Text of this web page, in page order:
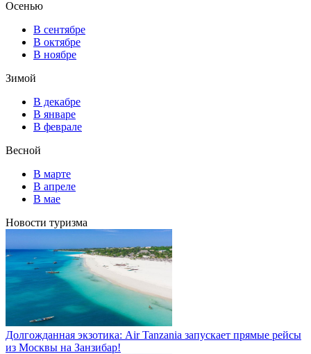
Осенью
В сентябре
В октябре
В ноябре
Зимой
В декабре
В январе
В феврале
Весной
В марте
В апреле
В мае
Новости туризма
Долгожданная экзотика: Air Tanzania запускает прямые рейсы
из Москвы на Занзибар!